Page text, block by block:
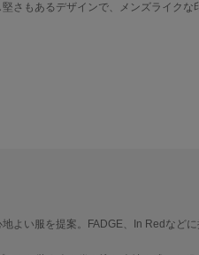
さもあるデザインで、メンズライクな
よい服を提案。FADGE、In Redなど